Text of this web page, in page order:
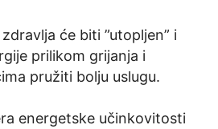
će biti ”utopljen” i
prilikom grijanja i
pružiti bolju uslugu.
energetske učinkovitosti